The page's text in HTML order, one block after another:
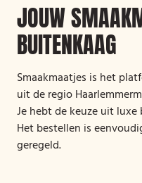
JOUW
BUITENKAAG
Smaakmaatjes is het
uit de regio
Je hebt de keuze uit
Het bestellen is
geregeld.